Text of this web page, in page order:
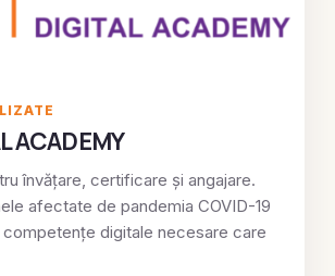
ACADEMY
învățare, certificare și angajare.
afectate de pandemia COVID-19
digitale necesare care